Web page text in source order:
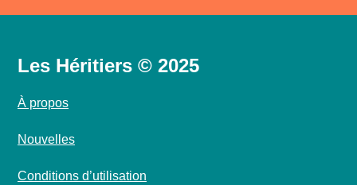
Les Héritiers © 2025
À propos
Nouvelles
Conditions d’utilisation